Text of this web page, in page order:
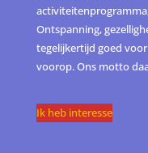
Ontspanning,
tegelijkertijd goed
voorop. Ons motto
Ik heb interesse